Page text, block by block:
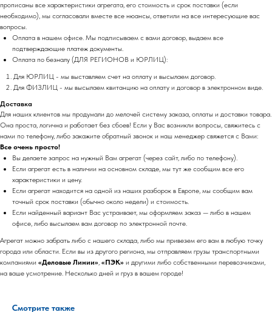
прописаны все характеристики агрегата, его стоимость и срок поставки (если
необходимо), мы согласовали вместе все нюансы, ответили на все интересующие вас
вопросы.
Оплата в нашем офисе. Мы подписываем с вами договор, выдаем все
подтверждающие платеж документы.
Оплата по безналу (ДЛЯ РЕГИОНОВ и ЮРЛИЦ):
Для ЮРЛИЦ - мы выставляем счет на оплату и высылаем договор.
Для ФИЗЛИЦ - мы высылаем квитанцию на оплату и договор в электронном виде.
Доставка
Для наших клиентов мы продумали до мелочей систему заказа, оплаты и доставки товара.
Она проста, логична и работает без сбоев! Если у Вас возникли вопросы, свяжитесь с
нами по телефону, либо закажите обратный звонок и наш менеджер свяжется с Вами:
Все очень просто!
Вы делаете запрос на нужный Вам агрегат (через сайт, либо по телефону).
Если агрегат есть в наличии на основном складе, мы тут же сообщим все его
характеристики и цену.
Если агрегат находится на одной из наших разборок в Европе, мы сообщим вам
точный срок поставки (обычно около недели) и стоимость.
Если найденный вариант Вас устраивает, мы оформляем заказ — либо в нашем
офисе, либо высылаем вам договор по электронной почте.
Агрегат можно забрать либо с нашего склада, либо мы привезем его вам в любую точку
города или области. Если вы из другого региона, мы отправляем грузы транспортными
компаниями «Деловые Линии», «ПЭК» и другими либо собственными перевозчиками,
на ваше усмотрение. Несколько дней и груз в вашем городе!
Смотрите также